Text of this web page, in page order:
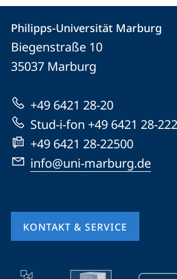
Kontakt
und
Informationen
zur
Website
Kontaktinformationen
Philipps-
Universität
Marburg
Philipps-Universität Marburg
Biegenstraße 10
35037 Marburg
+49 6421 28-20
Stud-i-fon +49 6421 28-
+49 6421 28-22500
info@uni-marburg.de
KONTAKT & SERVICE
Mobile-